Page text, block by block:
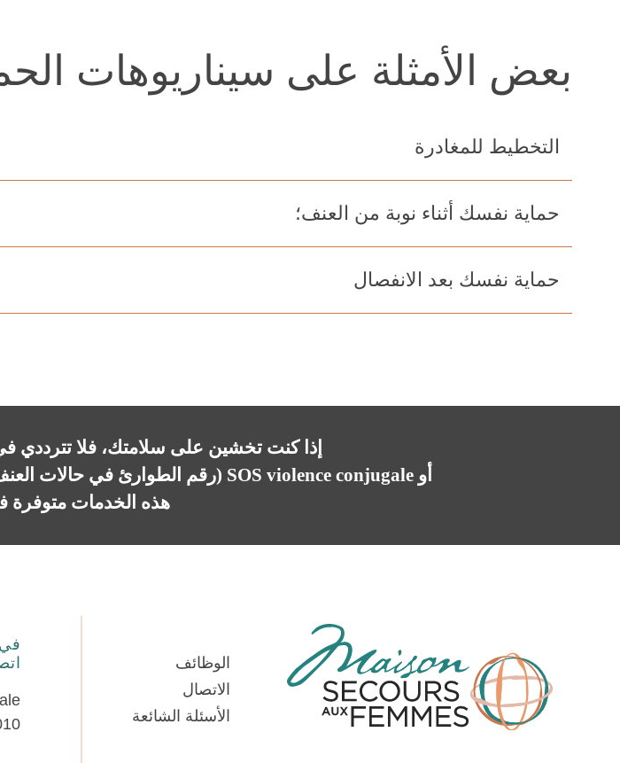
بعض الأمثلة على سيناريوهات
التخطيط للمغادرة
حماية نفسك أثناء نوبة من العنف؛
حماية نفسك بعد الانفصال
إذا كنت تخشين على سلامتك، فلا تترددي في
أو SOS violence conjugale (رقم الطوارئ في حالات العنف الزوجي) على
هذه الخدمات متوفرة
الوظائف
الاتصال
الأسئلة الشائعة